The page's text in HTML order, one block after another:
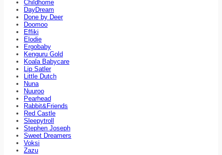
Childhome
DayDream
Done by Deer
Doomoo
Effiki
Elodie
Ergobaby
Kenguru Gold
Koala Babycare
Lip Satler
Little Dutch
Nuna
Nuuroo
Pearhead
Rabbit&Friends
Red Castle
Sleepytroll
Stephen Joseph
Sweet Dreamers
Voksi
Zazu